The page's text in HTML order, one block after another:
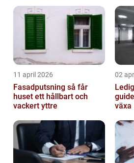
11 april 2026
Fasadputsning så får
huset ett hållbart och
vackert yttre
02
växa